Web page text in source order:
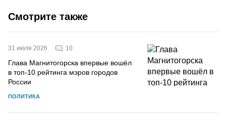
Смотрите также
31 июля 2026 10
Глава Магнитогорска впервые вошёл
в топ-10 рейтинга мэров городов
России
ПОЛИТИКА